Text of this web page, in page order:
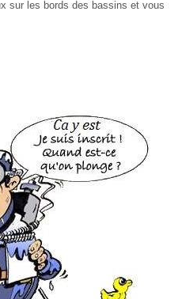
sur les bords des bassins et vous